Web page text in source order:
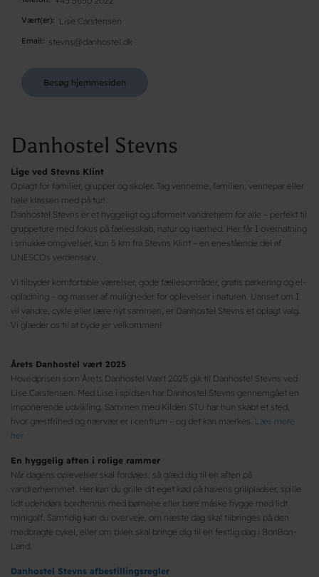
Vært(er) Lise Carstensen
Email stevns@danhostel.dk
Besøg hjemmesiden
Danhostel Stevns
Lige ved Stevns Klint
Oplagt for familier, grupper og skoler. Tag vennerne, familien, vennepar eller
hele klassen med på tur!
Danhostel Stevns er et hyggeligt og uformelt vandrehjem for alle – perfekt til
gruppeture med fokus på fællesskab, natur og nærhed. Her får I overnatning
i smukke omgivelser, kun 5 km fra Stevns Klint – en enestående del af
UNESCOs verdensarv.
Vi tilbyder komfortable værelser, gode fællesområder, gratis parkering og el-
opladning – og masser af muligheder for oplevelser i naturen. Uanset om I
vil vandre, cykle eller lære nyt sammen, er Danhostel Stevns et oplagt valg.
Vi glæder os til at byde jer velkommen!
Årets Danhostel vært 2025
Hovedprisen som Årets Danhostel Vært 2025 gik til Danhostel Stevns ved
Lise Carstensen. Med Lise i spidsen har Danhostel Stevns gennemgået en
imponerende udvikling. Sammen med Kilden STU har hun skabt et sted,
hvor gæstfrihed og nærvær er i centrum – og det kan mærkes. Læs mere
her
En hyggelig aften i rolige rammer
Når dagens oplevelser skal fordøjes, så glæd dig til en aften på
vandrerhjemmet. Her kan du grille dit eget kød på havens grillpladser, spille
lidt udendørs bordtennis med børnene eller bare måske hygge med lidt
minigolf. Samtidig kan du overveje, om næste dag skal tilbringes på den
medbragte cykel, eller om bilen skal bringe dig til en festlig dag i BonBon-
Land.
Danhostel Stevns afbestillingsregler